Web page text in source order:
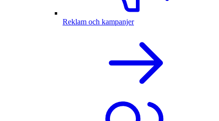
Reklam och kampanjer